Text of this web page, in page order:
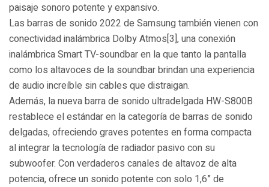
paisaje sonoro potente y expansivo.
Las barras de sonido 2022 de Samsung también vienen con
conectividad inalámbrica Dolby Atmos[3], una conexión
inalámbrica Smart TV-soundbar en la que tanto la pantalla
como los altavoces de la soundbar brindan una experiencia
de audio increíble sin cables que distraigan.
Además, la nueva barra de sonido ultradelgada HW-S800B
restablece el estándar en la categoría de barras de sonido
delgadas, ofreciendo graves potentes en forma compacta
al integrar la tecnología de radiador pasivo con su
subwoofer. Con verdaderos canales de altavoz de alta
potencia, ofrece un sonido potente con solo 1,6” de